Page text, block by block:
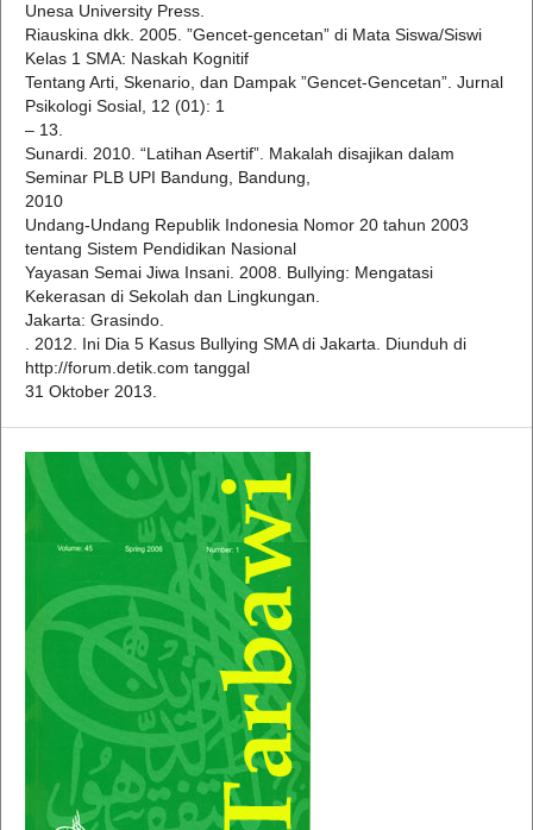
Unesa University Press.
Riauskina dkk. 2005. ”Gencet-gencetan” di Mata Siswa/Siswi
Kelas 1 SMA: Naskah Kognitif
Tentang Arti, Skenario, dan Dampak ”Gencet-Gencetan”. Jurnal
Psikologi Sosial, 12 (01): 1
– 13.
Sunardi. 2010. “Latihan Asertif”. Makalah disajikan dalam
Seminar PLB UPI Bandung, Bandung,
2010
Undang-Undang Republik Indonesia Nomor 20 tahun 2003
tentang Sistem Pendidikan Nasional
Yayasan Semai Jiwa Insani. 2008. Bullying: Mengatasi
Kekerasan di Sekolah dan Lingkungan.
Jakarta: Grasindo.
. 2012. Ini Dia 5 Kasus Bullying SMA di Jakarta. Diunduh di
http://forum.detik.com tanggal
31 Oktober 2013.